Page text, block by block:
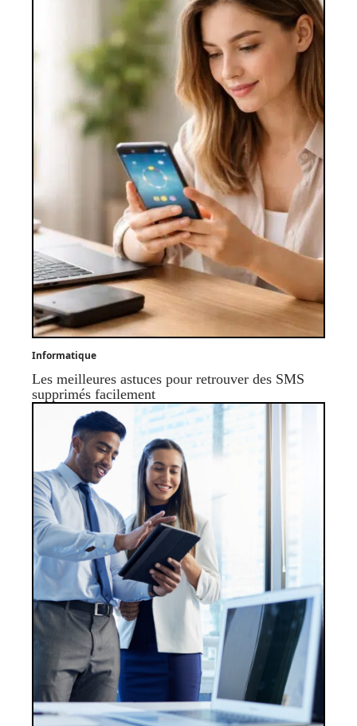
Informatique
Les meilleures astuces pour retrouver des SMS
supprimés facilement